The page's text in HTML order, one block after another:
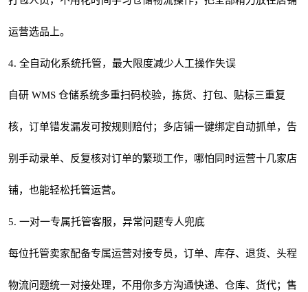
运营选品上。
4. 全自动化系统托管，最大限度减少人工操作失误
自研 WMS 仓储系统多重扫码校验，拣货、打包、贴标三重复
核，订单错发漏发可按规则赔付；多店铺一键绑定自动抓单，告
别手动录单、反复核对订单的繁琐工作，哪怕同时运营十几家店
铺，也能轻松托管运营。
5. 一对一专属托管客服，异常问题专人兜底
每位托管卖家配备专属运营对接专员，订单、库存、退货、头程
物流问题统一对接处理，不用你多方沟通快递、仓库、货代；售